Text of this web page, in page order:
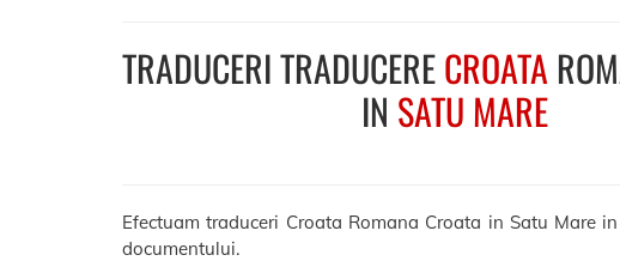
TRADUCERI TRADUCERECROATA
IN SATU MARE
Efectuam traduceri Croata Romana Croata in Satu Mare
documentului.